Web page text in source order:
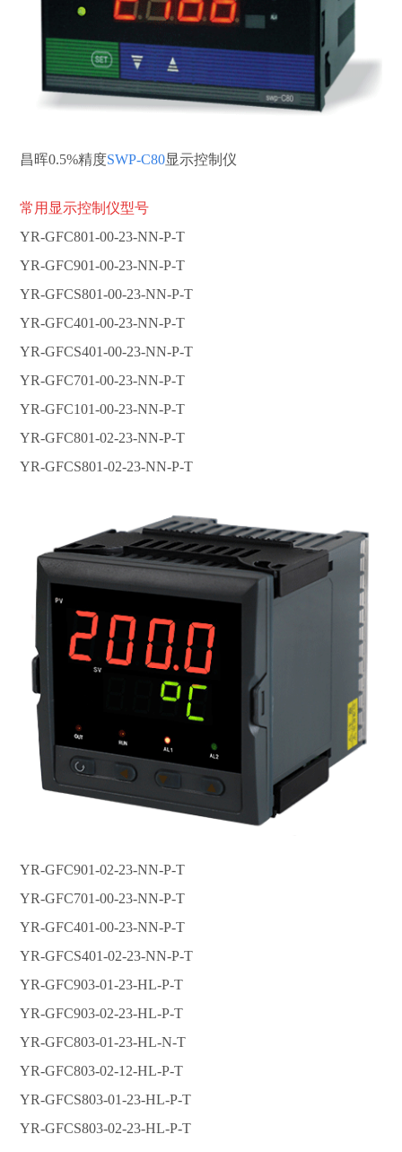
昌晖0.5%精度SWP-C80显示控制仪
常用显示控制仪型号
YR-GFC801-00-23-NN-P-T
YR-GFC901-00-23-NN-P-T
YR-GFCS801-00-23-NN-P-T
YR-GFC401-00-23-NN-P-T
YR-GFCS401-00-23-NN-P-T
YR-GFC701-00-23-NN-P-T
YR-GFC101-00-23-NN-P-T
YR-GFC801-02-23-NN-P-T
YR-GFCS801-02-23-NN-P-T
YR-GFC901-02-23-NN-P-T
YR-GFC701-00-23-NN-P-T
YR-GFC401-00-23-NN-P-T
YR-GFCS401-02-23-NN-P-T
YR-GFC903-01-23-HL-P-T
YR-GFC903-02-23-HL-P-T
YR-GFC803-01-23-HL-N-T
YR-GFC803-02-12-HL-P-T
YR-GFCS803-01-23-HL-P-T
YR-GFCS803-02-23-HL-P-T